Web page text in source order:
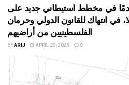
في مخطط استيطاني جديد على
في انتهاك للقانون الدولي وحرمان
الفلسطينيين من أراضيهم
BYARIJ APRIL 29, 2025 0